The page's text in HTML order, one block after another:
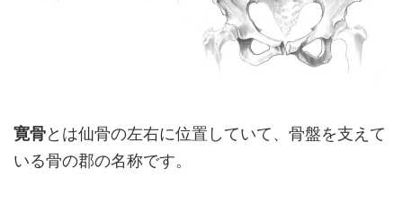
寛骨とは仙骨の左右に位置していて、骨盤を支えて
いる骨の郡の名称です。